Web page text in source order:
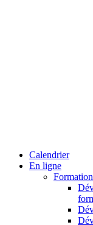
Calendrier
En ligne